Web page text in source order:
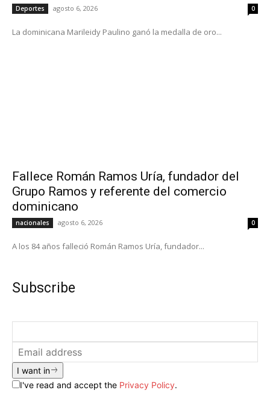
Deportes agosto 6, 2026 0
La dominicana Marileidy Paulino ganó la medalla de oro...
Fallece Román Ramos Uría, fundador del
Grupo Ramos y referente del comercio
dominicano
nacionales agosto 6, 2026 0
A los 84 años falleció Román Ramos Uría, fundador...
Subscribe
I want in
I've read and accept the Privacy Policy.